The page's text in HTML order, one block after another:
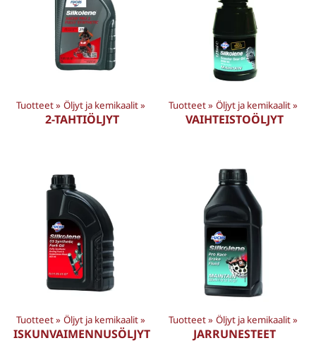
Tuotteet‪» Öljyt ja kemikaalit‪»
2-TAHTIÖLJYT
Tuotteet‪» Öljyt ja kemikaalit‪»
VAIHTEISTOÖLJYT
Tuotteet‪» Öljyt ja kemikaalit‪»
ISKUNVAIMENNUSÖLJYT
Tuotteet‪» Öljyt ja kemikaalit‪»
JARRUNESTEET